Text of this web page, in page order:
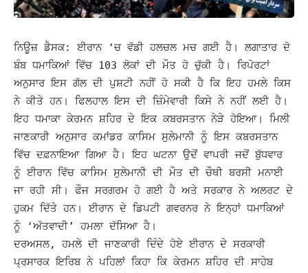
ਨਿਊਜ਼ ਡੈਸਕ: ਈਰਾਨ ‘ਚ ਵੱਡੀ ਹਲਚਲ ਮਚ ਗਈ ਹੈ। ਲਗਾਤਾਰ ਦੋ
ਬੰਬ ਧਮਾਕਿਆਂ ਵਿੱਚ 103 ਲੋਕਾਂ ਦੀ ਮੌਤ ਹੋ ਚੁੱਕੀ ਹੈ। ਰਿਪੋਰਟਾਂ
ਅਨੁਸਾਰ ਇਸ ਗੱਲ ਦੀ ਪੁਸ਼ਟੀ ਨਹੀਂ ਹੋ ਸਕੀ ਹੈ ਕਿ ਇਹ ਹਮਲੇ ਕਿਸ
ਨੇ ਕੀਤੇ ਹਨ। ਫਿਲਹਾਲ ਇਸ ਦੀ ਜ਼ਿੰਮੇਵਾਰੀ ਕਿਸੇ ਨੇ ਨਹੀਂ ਲਈ ਹੈ।
ਇਹ ਧਮਾਕਾ ਕੇਰਮਨ ਸ਼ਹਿਰ ਦੇ ਇਕ ਕਬਰਸਤਾਨ ਨੇੜੇ ਹੋਇਆ। ਮਿਲੀ
ਜਾਣਕਾਰੀ ਅਨੁਸਾਰ ਕਮਾਂਡਰ ਕਾਸਿਮ ਸੁਲੇਮਾਨੀ ਨੂੰ ਇਸ ਕਬਰਸਤਾਨ
ਵਿੱਚ ਦਫ਼ਨਾਇਆ ਗਿਆ ਹੈ। ਇਹ ਘਟਨਾ ਉਦੋਂ ਵਾਪਰੀ ਜਦੋਂ ਬੁੱਧਵਾਰ
ਨੂੰ ਈਰਾਨ ਵਿੱਚ ਕਾਸਿਮ ਸੁਲੇਮਾਨੀ ਦੀ ਮੌਤ ਦੀ ਚੌਥੀ ਬਰਸੀ ਮਨਾਈ
ਜਾ ਰਹੀ ਸੀ। ਫੌਜ ਸਰਗਰਮ ਹੋ ਗਈ ਹੈ ਅਤੇ ਸਰਕਾਰ ਨੇ ਅਲਰਟ ਦੇ
ਹੁਕਮ ਦਿੱਤੇ ਹਨ। ਈਰਾਨ ਦੇ ਡਿਪਟੀ ਗਵਰਨਰ ਨੇ ਇਨ੍ਹਾਂ ਧਮਾਕਿਆਂ
ਨੂੰ ‘ਅੱਤਵਾਦੀ’ ਹਮਲਾ ਦੱਸਿਆ ਹੈ।
ਦਰਅਸਲ, ਹਮਲੇ ਦੀ ਜਾਣਕਾਰੀ ਦਿੰਦੇ ਹੋਏ ਈਰਾਨ ਦੇ ਸਰਕਾਰੀ
ਪ੍ਰਸਾਰਕ ਇਰਿਬ ਨੇ ਪਹਿਲਾਂ ਕਿਹਾ ਕਿ ਕੇਰਮਨ ਸ਼ਹਿਰ ਦੀ ਸਾਹੇਬ